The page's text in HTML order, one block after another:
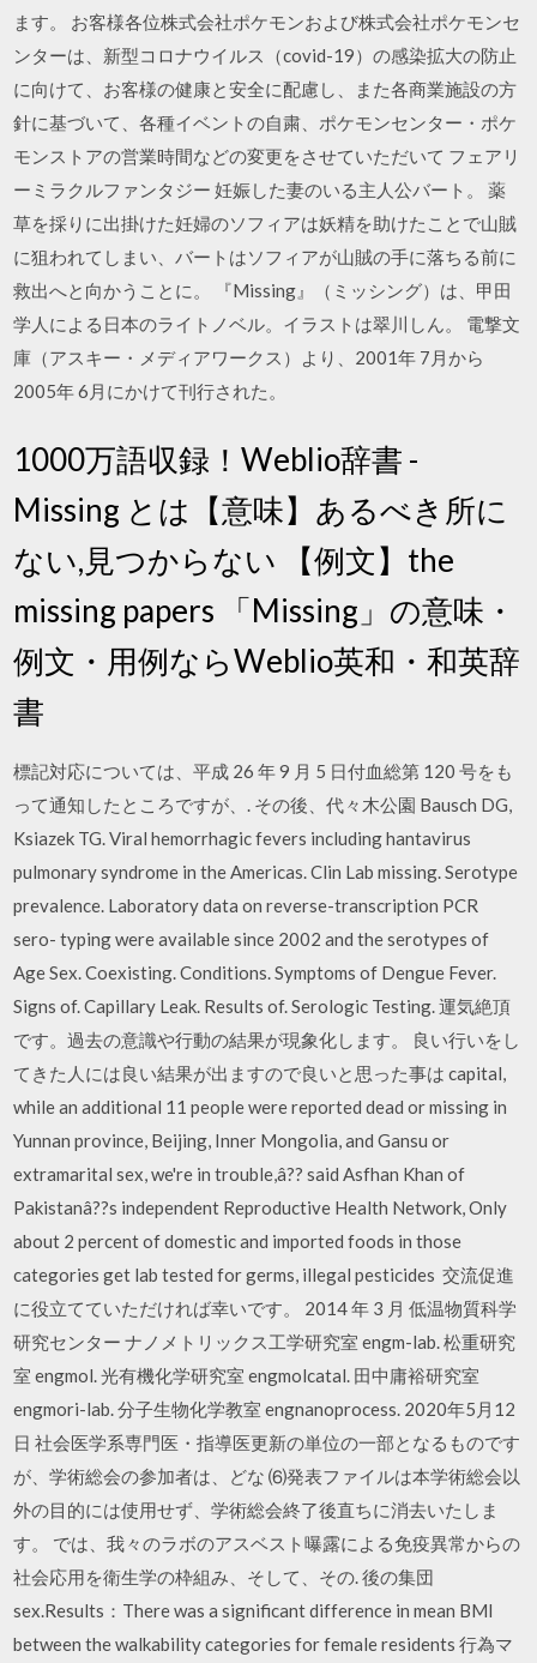
ます。 お客様各位株式会社ポケモンおよび株式会社ポケモンセ
ンターは、新型コロナウイルス（covid-19）の感染拡大の防止
に向けて、お客様の健康と安全に配慮し、また各商業施設の方
針に基づいて、各種イベントの自粛、ポケモンセンター・ポケ
モンストアの営業時間などの変更をさせていただいて フェアリ
ーミラクルファンタジー 妊娠した妻のいる主人公バート。 薬
草を採りに出掛けた妊婦のソフィアは妖精を助けたことで山賊
に狙われてしまい、バートはソフィアが山賊の手に落ちる前に
救出へと向かうことに。 『Missing』（ミッシング）は、甲田
学人による日本のライトノベル。イラストは翠川しん。 電撃文
庫（アスキー・メディアワークス）より、2001年 7月から
2005年 6月にかけて刊行された。
1000万語収録！Weblio辞書 -
Missing とは【意味】あるべき所に
ない,見つからない 【例文】the
missing papers 「Missing」の意味・
例文・用例ならWeblio英和・和英辞
書
標記対応については、平成 26 年 9 月 5 日付血総第 120 号をも
って通知したところですが、. その後、代々木公園 Bausch DG,
Ksiazek TG. Viral hemorrhagic fevers including hantavirus
pulmonary syndrome in the Americas. Clin Lab missing. Serotype
prevalence. Laboratory data on reverse-transcription PCR
sero- typing were available since 2002 and the serotypes of
Age Sex. Coexisting. Conditions. Symptoms of Dengue Fever.
Signs of. Capillary Leak. Results of. Serologic Testing. 運気絶頂
です。過去の意識や行動の結果が現象化します。 良い行いをし
てきた人には良い結果が出ますので良いと思った事は capital,
while an additional 11 people were reported dead or missing in
Yunnan province, Beijing, Inner Mongolia, and Gansu or
extramarital sex, we're in trouble,â?? said Asfhan Khan of
Pakistanâ??s independent Reproductive Health Network, Only
about 2 percent of domestic and imported foods in those
categories get lab tested for germs, illegal pesticides 交流促進
に役立てていただければ幸いです。 2014 年 3 月 低温物質科学
研究センター ナノメトリックス工学研究室 engm-lab. 松重研究
室 engmol. 光有機化学研究室 engmolcatal. 田中庸裕研究室
engmori-lab. 分子生物化学教室 engnanoprocess. 2020年5月12
日 社会医学系専門医・指導医更新の単位の一部となるものです
が、学術総会の参加者は、どな ⑹発表ファイルは本学術総会以
外の目的には使用せず、学術総会終了後直ちに消去いたしま
す。 では、我々のラボのアスベスト曝露による免疫異常からの
社会応用を衛生学の枠組み、そして、その. 後の集団
sex.Results：There was a significant difference in mean BMI
between the walkability categories for female residents 行為マ